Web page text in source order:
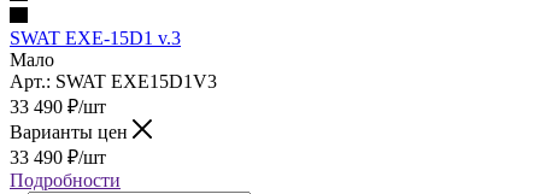
SWAT EXE-15D1 v.3
Мало
Арт.: SWAT EXE15D1V3
33 490 ₽/шт
Варианты цен
33 490 ₽/шт
Подробности